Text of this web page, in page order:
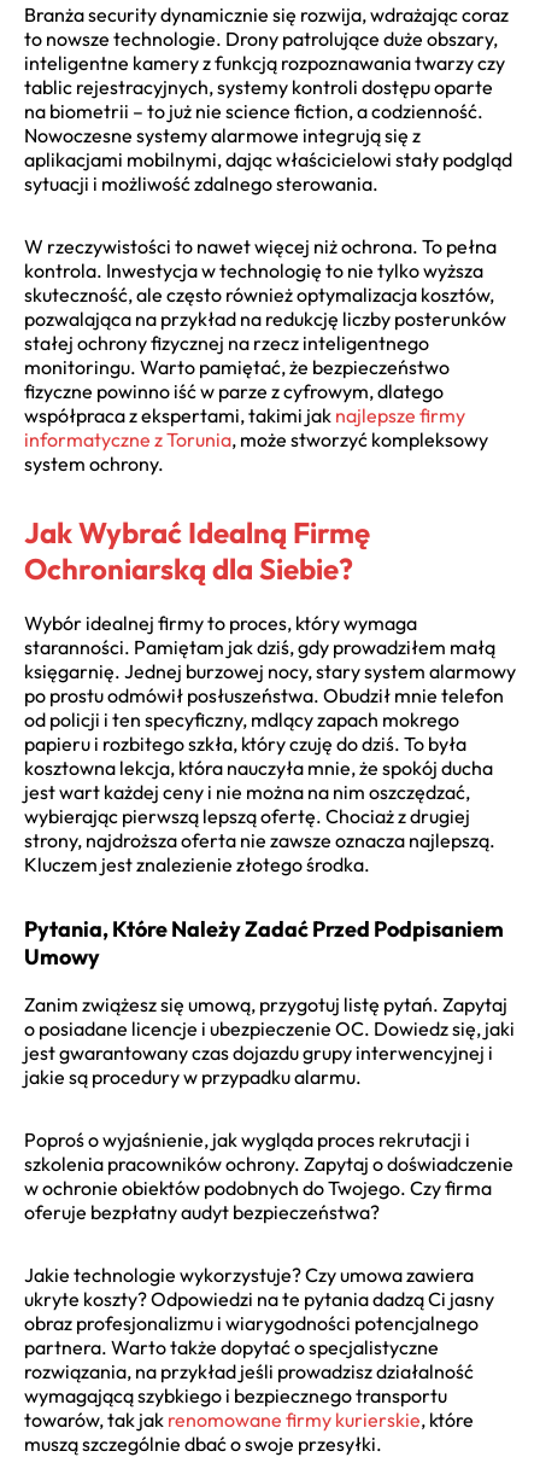
Branża security dynamicznie się rozwija, wdrażając coraz
to nowsze technologie. Drony patrolujące duże obszary,
inteligentne kamery z funkcją rozpoznawania twarzy czy
tablic rejestracyjnych, systemy kontroli dostępu oparte
na biometrii – to już nie science fiction, a codzienność.
Nowoczesne systemy alarmowe integrują się z
aplikacjami mobilnymi, dając właścicielowi stały podgląd
sytuacji i możliwość zdalnego sterowania.
W rzeczywistości to nawet więcej niż ochrona. To pełna
kontrola. Inwestycja w technologię to nie tylko wyższa
skuteczność, ale często również optymalizacja kosztów,
pozwalająca na przykład na redukcję liczby posterunków
stałej ochrony fizycznej na rzecz inteligentnego
monitoringu. Warto pamiętać, że bezpieczeństwo
fizyczne powinno iść w parze z cyfrowym, dlatego
współpraca z ekspertami, takimi jak najlepsze firmy
informatyczne z Torunia, może stworzyć kompleksowy
system ochrony.
Jak Wybrać Idealną Firmę
Ochroniarską dla Siebie?
Wybór idealnej firmy to proces, który wymaga
staranności. Pamiętam jak dziś, gdy prowadziłem małą
księgarnię. Jednej burzowej nocy, stary system alarmowy
po prostu odmówił posłuszeństwa. Obudził mnie telefon
od policji i ten specyficzny, mdlący zapach mokrego
papieru i rozbitego szkła, który czuję do dziś. To była
kosztowna lekcja, która nauczyła mnie, że spokój ducha
jest wart każdej ceny i nie można na nim oszczędzać,
wybierając pierwszą lepszą ofertę. Chociaż z drugiej
strony, najdroższa oferta nie zawsze oznacza najlepszą.
Kluczem jest znalezienie złotego środka.
Pytania, Które Należy Zadać Przed Podpisaniem
Umowy
Zanim zwiążesz się umową, przygotuj listę pytań. Zapytaj
o posiadane licencje i ubezpieczenie OC. Dowiedz się, jaki
jest gwarantowany czas dojazdu grupy interwencyjnej i
jakie są procedury w przypadku alarmu.
Poproś o wyjaśnienie, jak wygląda proces rekrutacji i
szkolenia pracowników ochrony. Zapytaj o doświadczenie
w ochronie obiektów podobnych do Twojego. Czy firma
oferuje bezpłatny audyt bezpieczeństwa?
Jakie technologie wykorzystuje? Czy umowa zawiera
ukryte koszty? Odpowiedzi na te pytania dadzą Ci jasny
obraz profesjonalizmu i wiarygodności potencjalnego
partnera. Warto także dopytać o specjalistyczne
rozwiązania, na przykład jeśli prowadzisz działalność
wymagającą szybkiego i bezpiecznego transportu
towarów, tak jak renomowane firmy kurierskie, które
muszą szczególnie dbać o swoje przesyłki.